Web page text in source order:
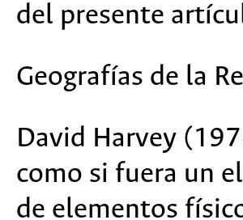
del presente
Geografías de la
David Harvey
como si fuera un
de elementos